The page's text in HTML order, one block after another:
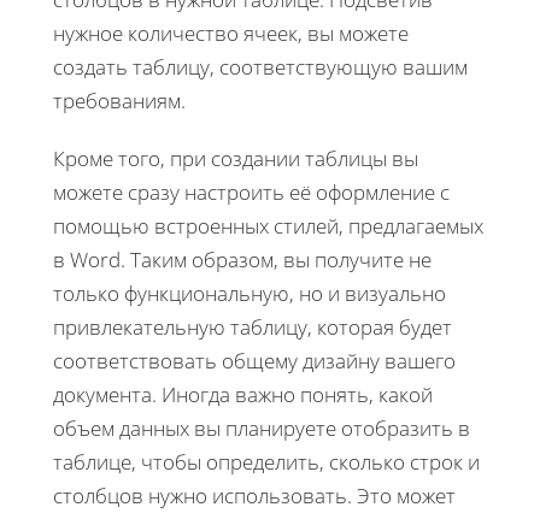
нужное количество ячеек, вы можете
создать таблицу, соответствующую вашим
требованиям.
Кроме того, при создании таблицы вы
можете сразу настроить её оформление с
помощью встроенных стилей, предлагаемых
в Word. Таким образом, вы получите не
только функциональную, но и визуально
привлекательную таблицу, которая будет
соответствовать общему дизайну вашего
документа. Иногда важно понять, какой
объем данных вы планируете отобразить в
таблице, чтобы определить, сколько строк и
столбцов нужно использовать. Это может